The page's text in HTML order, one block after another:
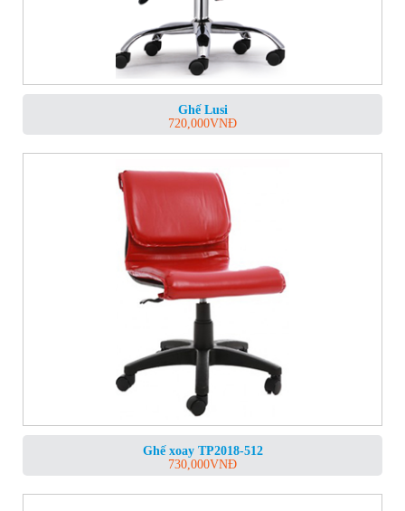
Ghế Lusi
720,000VNĐ
Ghế xoay TP2018-512
730,000VNĐ